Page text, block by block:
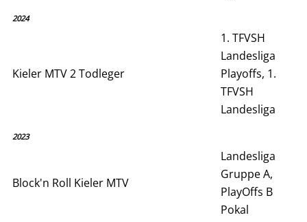
2024
Kieler MTV 2 Todleger
1. TFVSH
Landesliga
Playoffs, 1.
TFVSH
Landesliga
2023
Block'n Roll Kieler MTV
Landesliga
Gruppe A,
PlayOffs B
Pokal